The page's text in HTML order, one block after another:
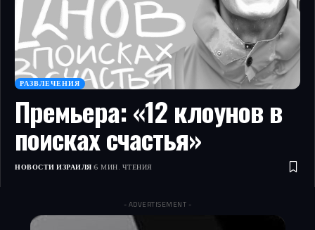
РАЗВЛЕЧЕНИЯ
Премьера: «12 клоунов в
поисках счастья»
НОВОСТИ ИЗРАИЛЯ 6 МИН. ЧТЕНИЯ
- ADVERTISEMENT -